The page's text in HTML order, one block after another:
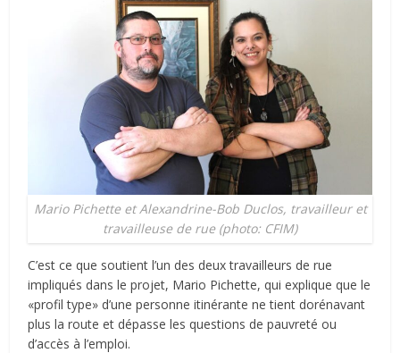
Mario Pichette et Alexandrine-Bob Duclos, travailleur et
travailleuse de rue (photo: CFIM)
C’est ce que soutient l’un des deux travailleurs de rue
impliqués dans le projet, Mario Pichette, qui explique que le
«profil type» d’une personne itinérante ne tient dorénavant
plus la route et dépasse les questions de pauvreté ou
d’accès à l’emploi.